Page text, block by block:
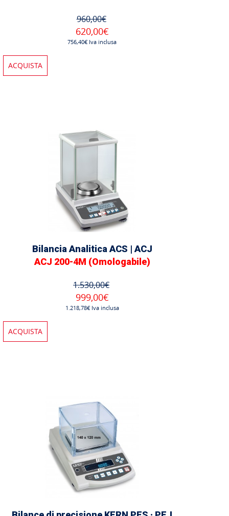
960,00€
620,00€
756,40€ Iva inclusa
ACQUISTA
Bilancia Analitica ACS | ACJ
ACJ 200-4M (Omologabile)
1.530,00€
999,00€
1.218,78€ Iva inclusa
ACQUISTA